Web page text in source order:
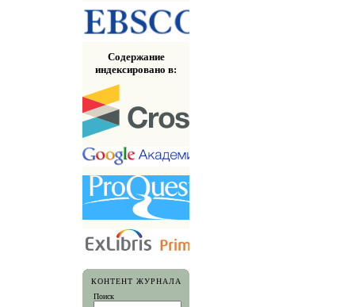
Содержание
индексировано в:
КОНТЕНТ ЖУРНАЛА
Поиск